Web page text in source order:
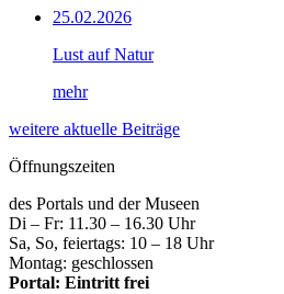
25.02.2026
Lust auf Natur
mehr
weitere aktuelle Beiträge
Öffnungszeiten
des Portals und der Museen
Di – Fr: 11.30 – 16.30 Uhr
Sa, So, feiertags: 10 – 18 Uhr
Montag: geschlossen
Portal: Eintritt frei